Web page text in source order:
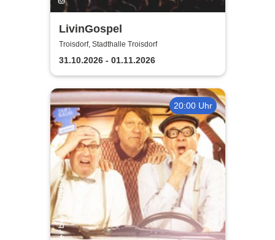
LivinGospel
Troisdorf, Stadthalle Troisdorf
31.10.2026 - 01.11.2026
20:00 Uhr